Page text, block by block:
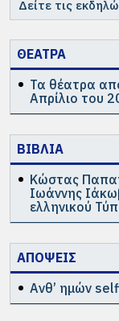
Δείτε τις
ΘΕΑΤΡΑ
Τα θέατρα
Απρίλιο του
ΒΙΒΛΙΑ
Κώστας
Ιωάννης
ελληνικού
ΑΠΟΨΕΙΣ
Ανθ’ ημών